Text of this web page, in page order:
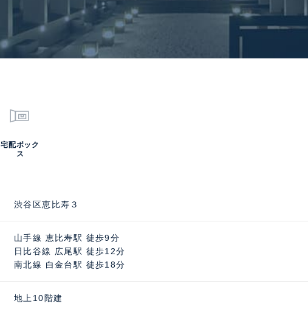
宅配ボック
ス
渋谷区恵比寿３
山手線 恵比寿駅 徒歩9分
日比谷線 広尾駅 徒歩12分
南北線 白金台駅 徒歩18分
地上10階建